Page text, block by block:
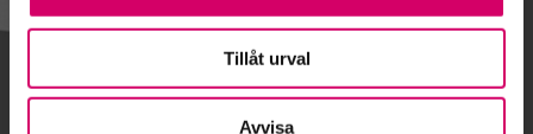
Tillåt urval
Avvisa
Gå till kalendariet
Lägg till i kalender